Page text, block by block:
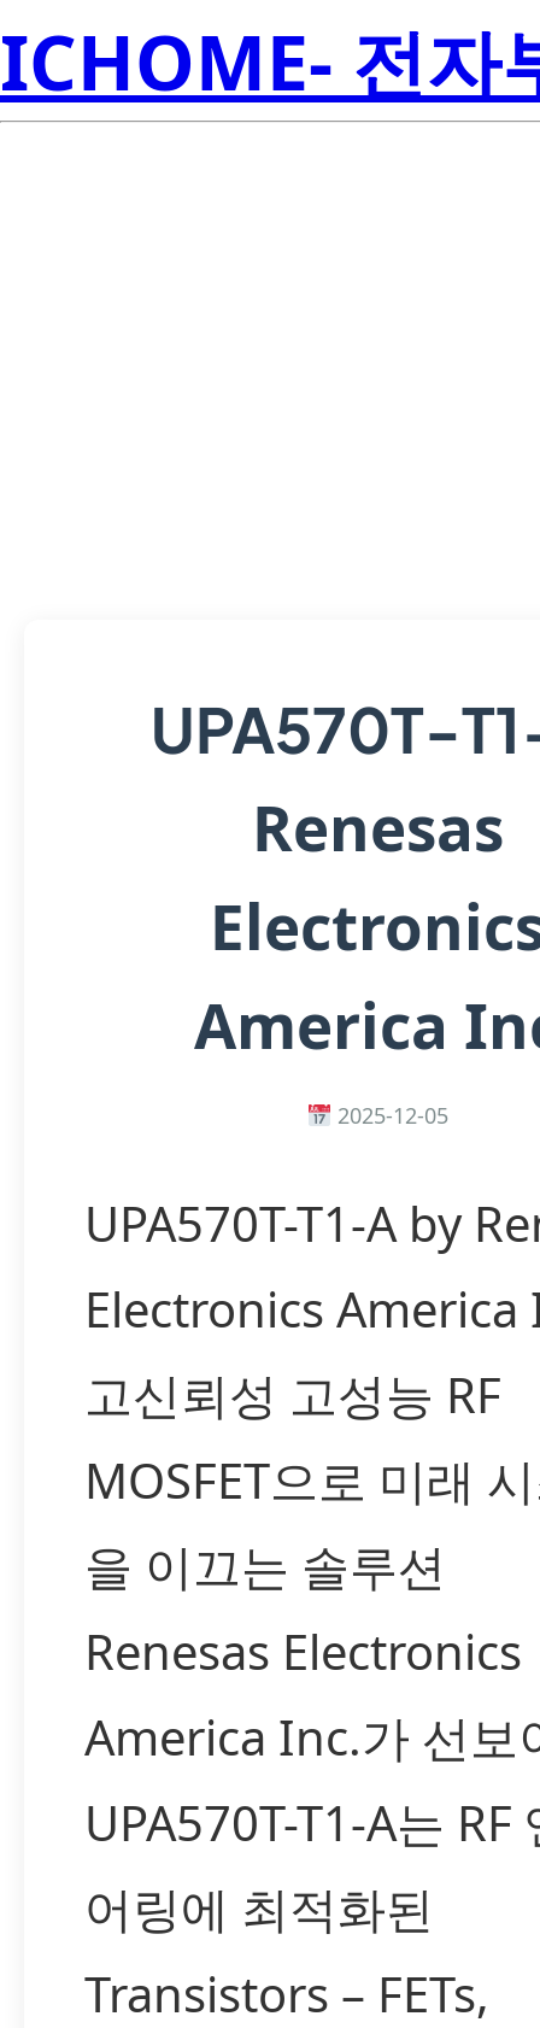
ICHOME- 전자
UPA570T-
Renesas
America
2025-12-05
UPA570T-T1-A by
Electronics
고신뢰성 고성능 RF
MOSFET으로 미래
을 이끄는 솔루션
Renesas Electronics
America Inc.가 선보
UPA570T-T1-A는 RF
어링에 최적화된
Transistors – FETs,